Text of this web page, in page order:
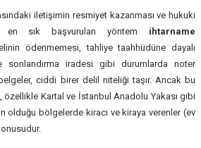
iletişimin resmiyet kazanması ve hukuki
en sık başvurulan yöntem ihtarname
ödenmemesi, tahliye taahhüdüne dayalı
sonlandırma iradesi gibi durumlarda noter
ciddi birer delil niteliği taşır. Ancak bu
özellikle Kartal ve İstanbul Anadolu Yakası gibi
olduğu bölgelerde kiracı ve kiraya verenler (ev